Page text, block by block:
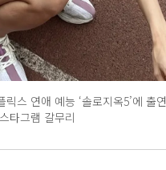
스 연애 예능 ‘솔로지옥5’에 출
타그램 갈무리